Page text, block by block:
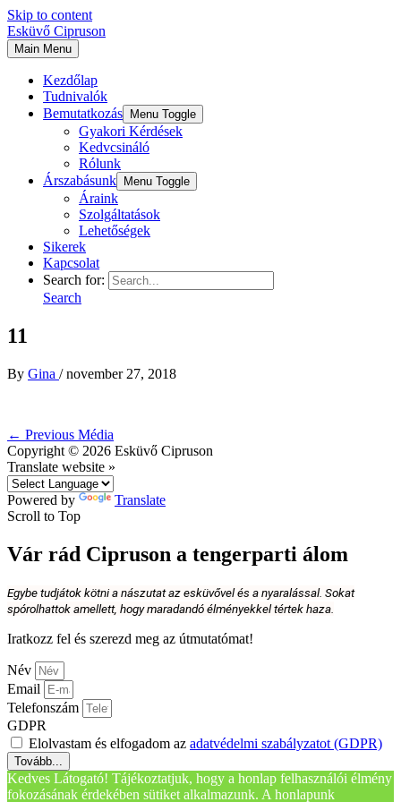
Skip to content
Esküvő Cipruson
Main Menu
Kezdőlap
Tudnivalók
Bemutatkozás
Menu Toggle
Gyakori Kérdések
Kedvcsináló
Rólunk
Árszabásunk
Menu Toggle
Áraink
Szolgáltatások
Lehetőségek
Sikerek
Kapcsolat
Search for:
Search
11
By Gina /november 27, 2018
← Previous Média
Copyright © 2026 Esküvő Cipruson
Translate website »
Powered by
Translate
Scroll to Top
Vár rád Cipruson a tengerparti álom
Egybe tudjátok kötni a nászutat az esküvővel és a nyaralással. Sokat
spórolhattok amellett, hogy maradandó élményekkel tértek haza.
Iratkozz fel és szerezd meg az útmutatómat!
Név
Email
Telefonszám
GDPR
Elolvastam és elfogadom az adatvédelmi szabályzatot (GDPR)
Tovább...
Kedves Látogató! Tájékoztatjuk, hogy a honlap felhasználói élmény
fokozásának érdekében sütiket alkalmazunk. A honlapunk